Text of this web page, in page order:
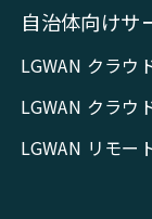
自治体向けサ
LGWAN クラウ
LGWAN クラウ
LGWAN リモー